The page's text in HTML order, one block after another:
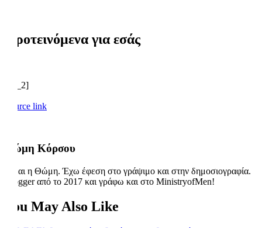
Προτεινόμενα για εσάς
[ad_2]
Source link
Θώμη Κόρσου
Είμαι η Θώμη. Έχω έφεση στο γράψιμο και στην δημοσιογραφία.
Blogger από το 2017 και γράφω και στο MinistryofMen!
You May Also Like